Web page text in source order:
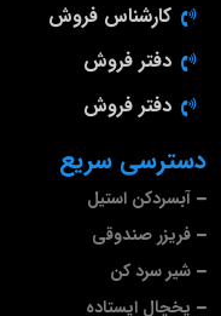
دسترسی سریع
آبسردکن استیل
فریزر صندوقی
شیر سرد کن
یخچال ایستاده
کارشناس فروش
دفتر فروش
دفتر فروش